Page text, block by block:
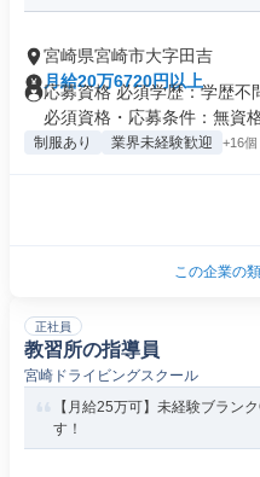
宮崎県宮崎市大字田吉
月給20万6720円以上
応募資格 必須学歴：学歴不
必須資格・応募条件：無資格
制服あり 業界未経験歓迎 +16個
この企業の
正社員
教習所の指導員
宮崎ドライビングスクール
【月給25万可】未経験ブラン
す！